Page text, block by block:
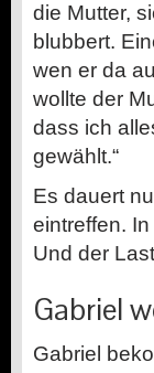
die Mutter,
blubbert.
wen er da
wollte der
dass ich
gewählt.“
Es dauert
eintreffen.
Und der
Gabriel
Gabriel